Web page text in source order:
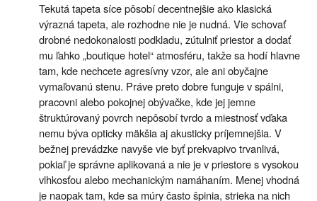
Tekutá tapeta síce pôsobí decentnejšie ako klasická
výrazná tapeta, ale rozhodne nie je nudná. Vie schovať
drobné nedokonalosti podkladu, zútulniť priestor a dodať
mu ľahko „boutique hotel“ atmosféru, takže sa hodí hlavne
tam, kde nechcete agresívny vzor, ale ani obyčajne
vymaľovanú stenu. Práve preto dobre funguje v spálni,
pracovni alebo pokojnej obývačke, kde jej jemne
štruktúrovaný povrch nepôsobí tvrdo a miestnosť vďaka
nemu býva opticky mäkšia aj akusticky príjemnejšia. V
bežnej prevádzke navyše vie byť prekvapivo trvanlivá,
pokiaľ je správne aplikovaná a nie je v priestore s vysokou
vlhkosťou alebo mechanickým namáhaním. Menej vhodná
je naopak tam, kde sa múry často špinia, strieka na nich